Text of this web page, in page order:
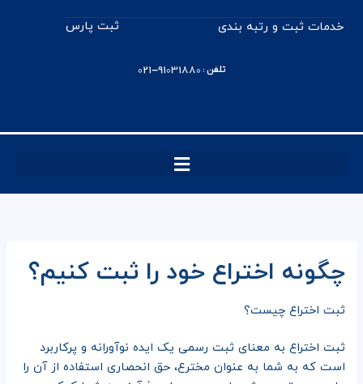
خدمات ثبت و رتبه بندی ثبت پارس
تلفن : 91031880-021
چگونه اختراع خود را ثبت کنیم؟
ثبت اختراع چیست؟
ثبت اختراع به معنای ثبت رسمی یک ایده نوآورانه و پرکاربرد
است که به شما به عنوان مخترع، حق انحصاری استفاده از آن را